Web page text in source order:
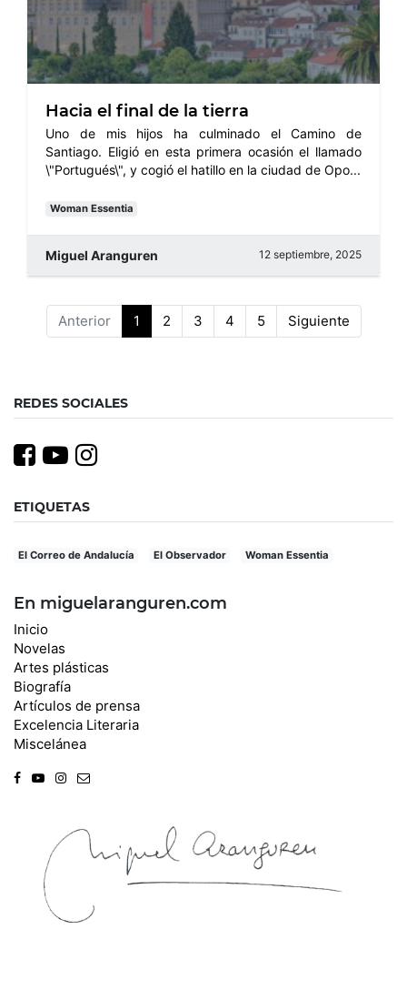
Hacia el final de la tierra
Uno de mis hijos ha culminado el Camino de
Santiago. Eligió en esta primera ocasión el llamado
\"Portugués\", y cogió el hatillo en la ciudad de Opo...
Woman Essentia
Miguel Aranguren 12 septiembre, 2025
Anterior 1 2 3 4 5 Siguiente
REDES SOCIALES
ETIQUETAS
El Correo de Andalucía El Observador Woman Essentia
En miguelaranguren.com
Inicio
Novelas
Artes plásticas
Biografía
Artículos de prensa
Excelencia Literaria
Miscelánea